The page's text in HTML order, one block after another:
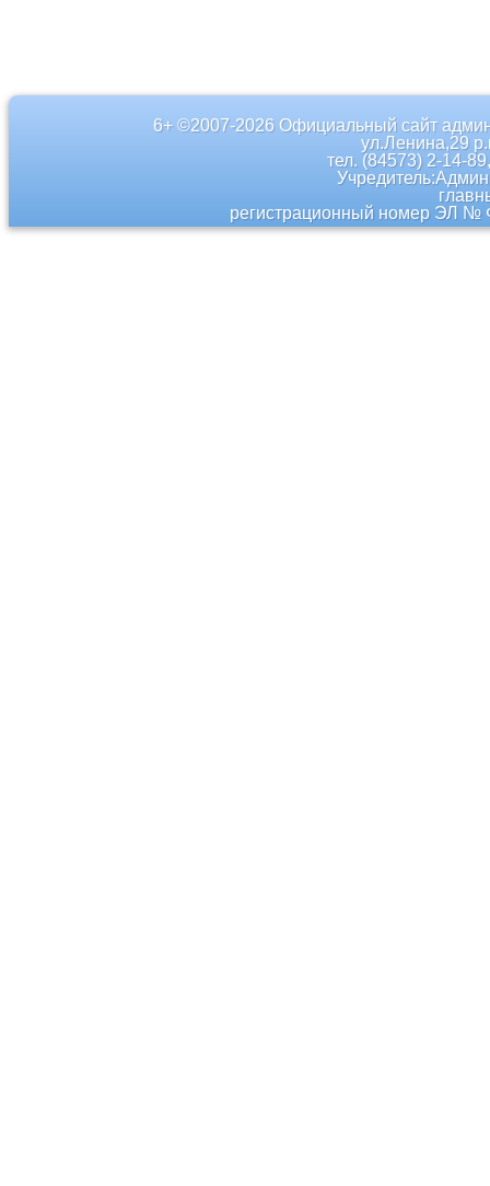
6+ ©2007-2026 Официальный сайт
ул.Ленина,29
тел. (84573) 2-14-
регистрационный номер ЭЛ №